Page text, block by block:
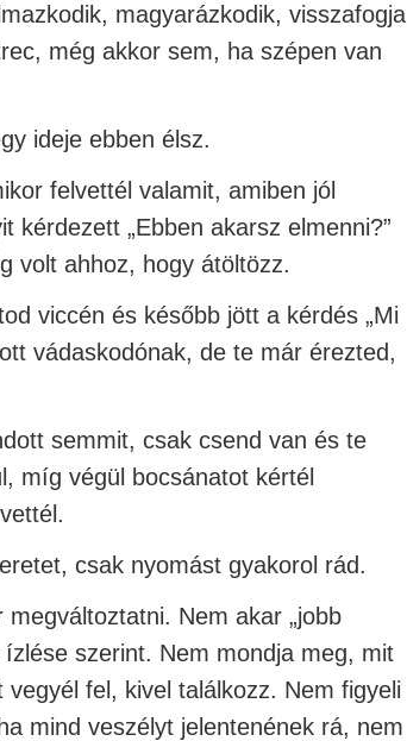
magyarázkodik, visszafogja
még akkor sem, ha szépen van
ideje ebben élsz.
felvettél valamit, amiben jól
kérdezett „Ebben akarsz elmenni?”
volt ahhoz, hogy átöltözz.
viccén és később jött a kérdés „Mi
vádaskodónak, de te már érezted,
semmit, csak csend van és te
míg végül bocsánatot kértél
csak nyomást gyakorol rád.
Nem akar „jobb
szerint. Nem mondja meg, mit
fel, kivel találkozz. Nem figyeli
mind veszélyt jelentenének rá, nem